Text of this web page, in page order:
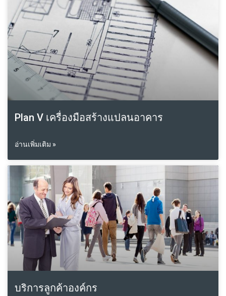
Plan V เครื่องมือสร้างแปลนอาคาร
อ่านเพิ่มเติม »
บริการลูกค้าองค์กร